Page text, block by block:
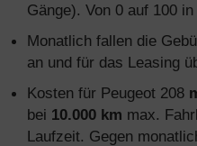
Gänge). Von 0 auf 100
Monatlich fallen die
an und für das Leasing
Kosten für Peugeot 208
bei 10.000 km max.
Laufzeit. Gegen